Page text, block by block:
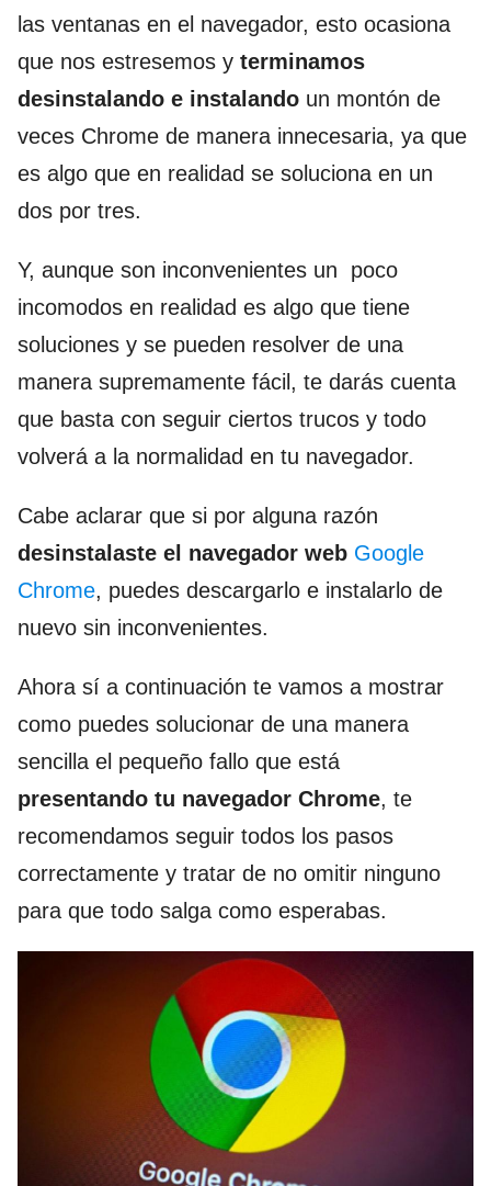
las ventanas en el navegador, esto ocasiona
que nos estresemos y terminamos
desinstalando e instalando un montón de
veces Chrome de manera innecesaria, ya que
es algo que en realidad se soluciona en un
dos por tres.
Y, aunque son inconvenientes un poco
incomodos en realidad es algo que tiene
soluciones y se pueden resolver de una
manera supremamente fácil, te darás cuenta
que basta con seguir ciertos trucos y todo
volverá a la normalidad en tu navegador.
Cabe aclarar que si por alguna razón
desinstalaste el navegador web Google
Chrome, puedes descargarlo e instalarlo de
nuevo sin inconvenientes.
Ahora sí a continuación te vamos a mostrar
como puedes solucionar de una manera
sencilla el pequeño fallo que está
presentando tu navegador Chrome, te
recomendamos seguir todos los pasos
correctamente y tratar de no omitir ninguno
para que todo salga como esperabas.